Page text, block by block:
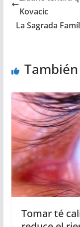
Kovacic
La Sagrada
Tomar té